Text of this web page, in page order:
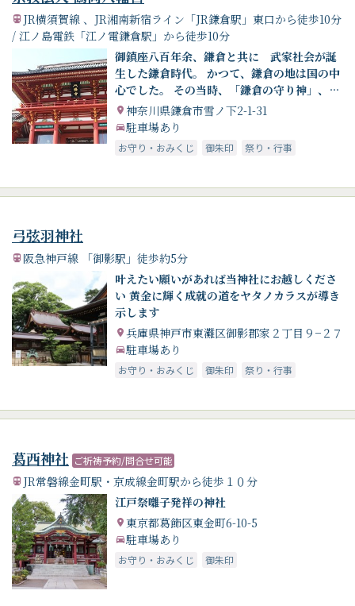
JR横須賀線 、JR湘南新宿ライン「JR鎌倉駅」東口から徒歩10分
/ 江ノ島電鉄「江ノ電鎌倉駅」から徒歩10分
御鎮座八百年余、鎌倉と共に 武家社会が誕
生した鎌倉時代。 かつて、鎌倉の地は国の中
心でした。 その当時、「鎌倉の守り神」、
「武士の守り神」として人々の精神のよりど
ころとなっていたのが鶴岡八幡宮です。この
場所を起点に、鎌倉では今に残る多くの歴史
や文化が生まれ、武士の都が栄えていきまし
みを進めてまいります。
神奈川県鎌倉市雪ノ下2-1-31
駐車場あり
お守り・おみくじ 御朱印 祭り・行事
弓弦羽神社
阪急神戸線 「御影駅」徒歩約5分
叶えたい願いがあれば当神社にお越しくださ
い 黄金に輝く成就の道をヤタノカラスが導き
示します
兵庫県神戸市東灘区御影郡家２丁目９−２７
駐車場あり
お守り・おみくじ 御朱印 祭り・行事
葛西神社 ご祈祷予約/問合せ可能
JR常磐線金町駅・京成線金町駅から徒歩１０分
江戸祭囃子発祥の神社
東京都葛飾区東金町6-10-5
駐車場あり
お守り・おみくじ 御朱印